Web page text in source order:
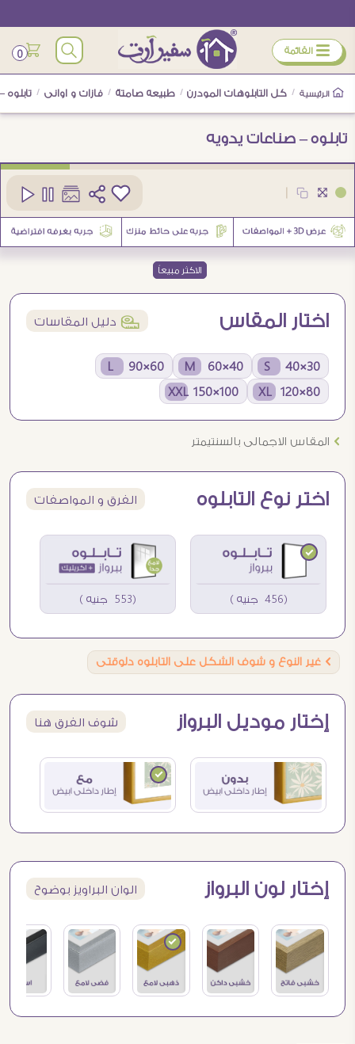
ÿ القائمة 0
الرئيسية / كل التابلوهات المودرن / طبيعه صامتة / فازات و اوانى / تابلوه
تابلوه – صناعات يدويه
الاكثر مبيعاً
اختار المقاس í دليل المقاسات
30×40 S
40×60 M
60×90 L
80×120 XL
100×150 XXL
Ö المقاس الاجمالى بالسنتيمتر
اختر نوع التابلوه الفرق و المواصفات
(456 جنيه ) (553 جنيه )
Ö غير النوع و شوف الشكل على التابلوه دلوقتى
إختار موديل البرواز شوف الفرق هنا
إختار لون البرواز الوان البراويز بوضوح